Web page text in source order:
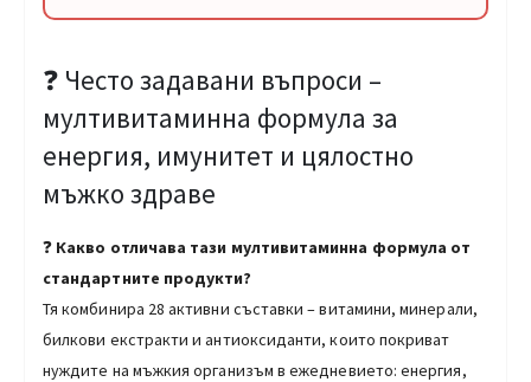
❓ Често задавани въпроси –
мултивитаминна формула за
енергия, имунитет и цялостно
мъжко здраве
❓ Какво отличава тази мултивитаминна формула от
стандартните продукти?
Тя комбинира 28 активни съставки – витамини, минерали,
билкови екстракти и антиоксиданти, които покриват
нуждите на мъжкия организъм в ежедневието: енергия,